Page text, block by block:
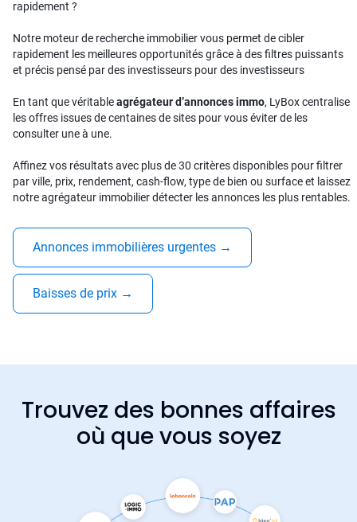
rapidement ?
Notre moteur de recherche immobilier vous permet de cibler
rapidement les meilleures opportunités grâce à des filtres puissants
et précis pensé par des investisseurs pour des investisseurs
En tant que véritableagrégateur d’annonces immo, LyBox centralise
les offres issues de centaines de sites pour vous éviter de les
consulter une à une.
Affinez vos résultats avec plus de 30 critères disponibles pour filtrer
par ville, prix, rendement, cash-flow, type de bien ou surface et laissez
notre agrégateur immobilier détecter les annonces les plus rentables.
Annonces immobilières urgentes →
Baisses de prix →
Trouvez des bonnes affaires
où que vous soyez